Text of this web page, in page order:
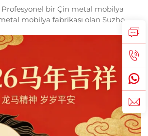
bir Çin metal mobilya
mobilya fabrikası olan Suzhou
bugün resmen üretimine devam